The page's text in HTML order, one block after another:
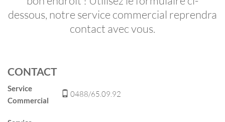
dessous, notre service commercial reprendra
contact avec vous.
CONTACT
Service
Commercial
0488/65.09.92